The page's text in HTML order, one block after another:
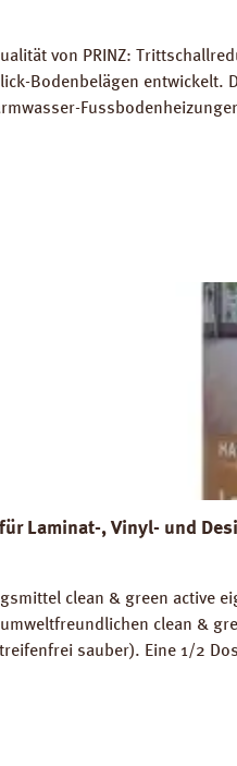
von PRINZ:
Bodenbelägen
physiologisch
Laminat-, Vinyl- und
clean & green active
clean &
sauber). Eine 1/2